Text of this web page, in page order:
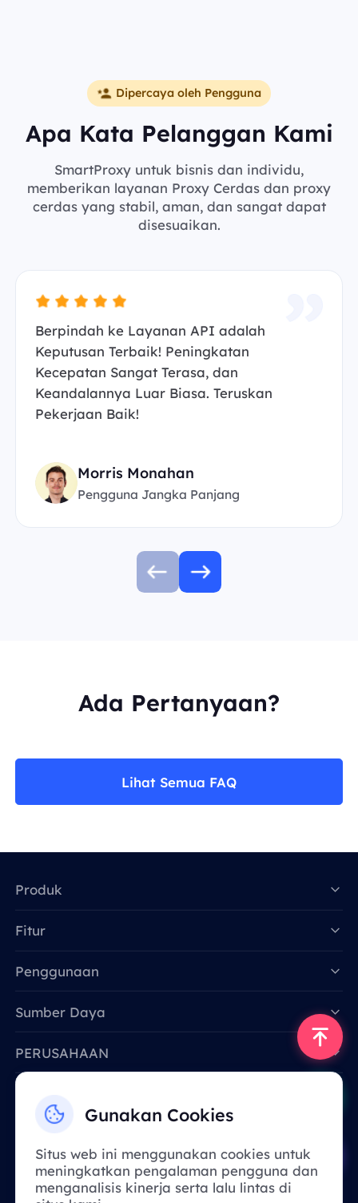
Dipercaya oleh Pengguna
Apa Kata Pelanggan Kami
SmartProxy untuk bisnis dan individu,
memberikan layanan Proxy Cerdas dan proxy
cerdas yang stabil, aman, dan sangat dapat
disesuaikan.
Berpindah ke Layanan API adalah
Keputusan Terbaik! Peningkatan
Kecepatan Sangat Terasa, dan
Keandalannya Luar Biasa. Teruskan
Pekerjaan Baik!
Morris Monahan
Pengguna Jangka Panjang
Ada Pertanyaan?
Lihat Semua FAQ
Gunakan Cookies
Situs web ini menggunakan cookies untuk
meningkatkan pengalaman pengguna dan
menganalisis kinerja serta lalu lintas di
Produk
Fitur
Penggunaan
Sumber Daya
PERUSAHAAN
Email: support@smartproxy.org
Indonesia